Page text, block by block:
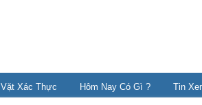
Vặt Xác Thực Hôm Nay Có Gì ? Tin